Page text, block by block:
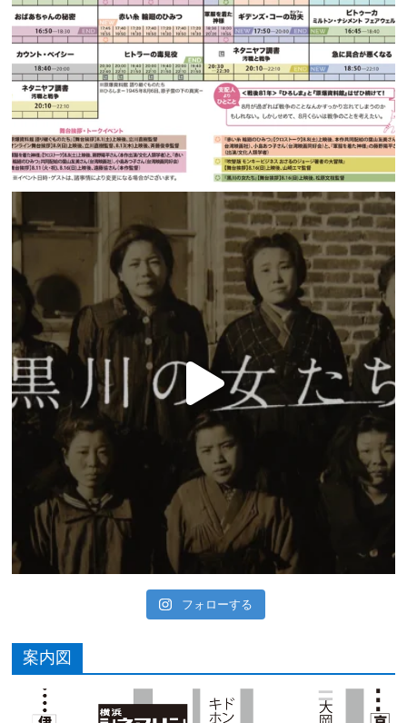
フォローする
案内図